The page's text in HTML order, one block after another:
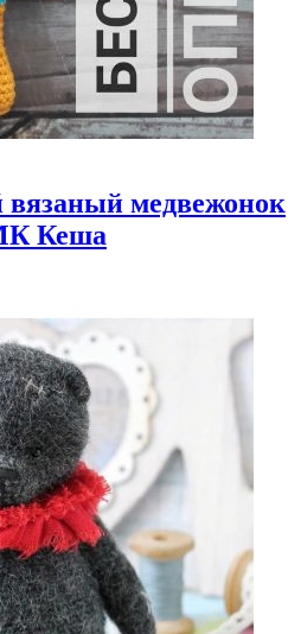
медвежонок
Кеша